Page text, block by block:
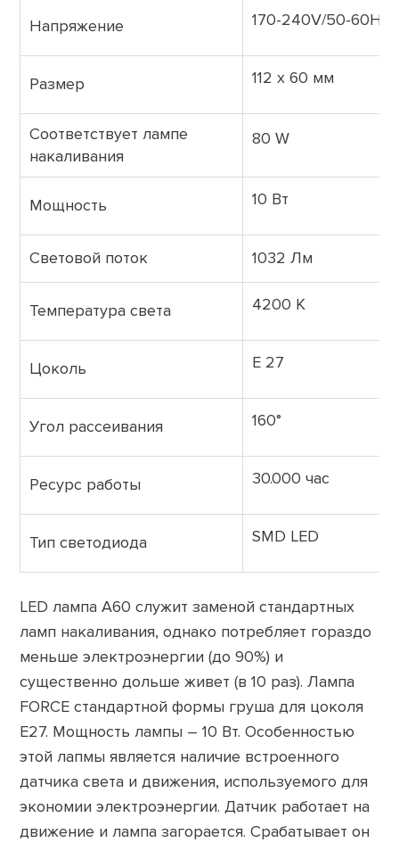
Напряжение 170-240V/50-60Hz
Размер 112 х 60 мм
Соответствует лампе
накаливания
80 W
Мощность 10 Вт
Световой поток 1032 Лм
Температура света 4200 K
Цоколь E 27
Угол рассеивания 160°
Ресурс работы 30.000 час
Тип светодиода SMD LED
LED лампа А60 служит заменой стандартных
ламп накаливания, однако потребляет гораздо
меньше электроэнергии (до 90%) и
существенно дольше живет (в 10 раз). Лампа
FORCE стандартной формы груша для цоколя
Е27. Мощность лампы – 10 Вт. Особенностью
этой лапмы является наличие встроенного
датчика света и движения, используемого для
экономии электроэнергии. Датчик работает на
движение и лампа загорается. Срабатывает он